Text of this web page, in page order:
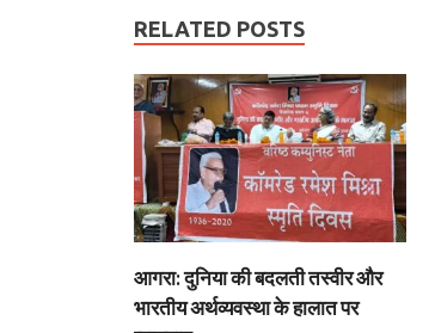
RELATED POSTS
आगरा: दुनिया की बदलती तस्वीर और
भारतीय अर्थव्यवस्था के हालात पर